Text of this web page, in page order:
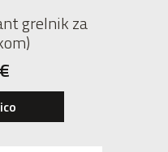
grelnik za
€